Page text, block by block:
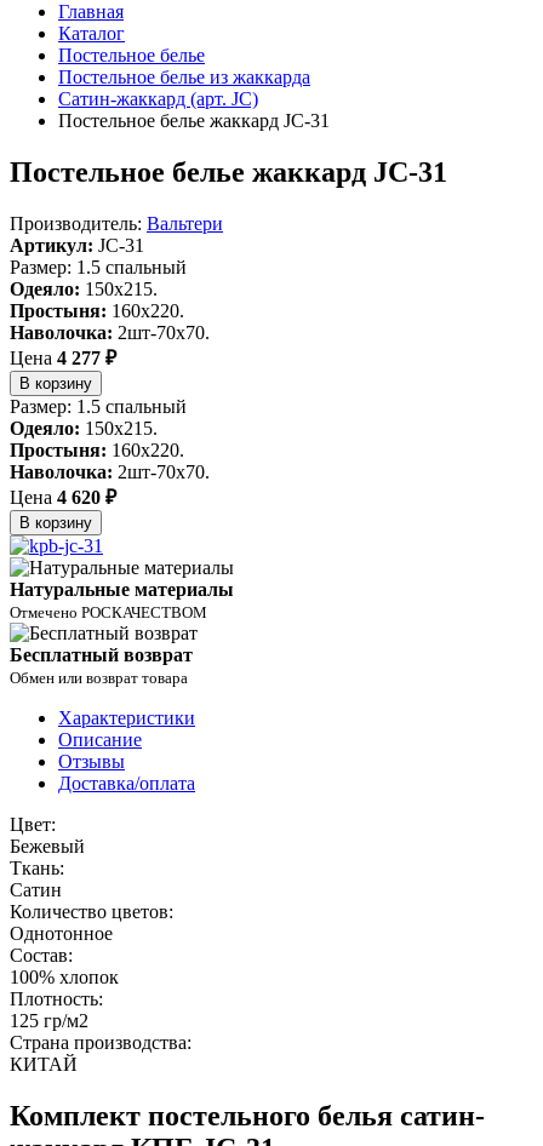
Главная
Каталог
Постельное белье
Постельное белье из жаккарда
Сатин-жаккард (арт. JC)
Постельное белье жаккард JC-31
Постельное белье жаккард JC-31
Производитель: Вальтери
Артикул: JC-31
Размер: 1.5 спальный
Одеяло: 150x215.
Простыня: 160x220.
Наволочка: 2шт-70х70.
Цена 4 277 ₽
В корзину
Размер: 1.5 спальный
Одеяло: 150x215.
Простыня: 160x220.
Наволочка: 2шт-70х70.
Цена 4 620 ₽
В корзину
Натуральные материалы
Отмечено РОСКАЧЕСТВОМ
Бесплатный возврат
Обмен или возврат товара
Характеристики
Описание
Отзывы
Доставка/оплата
Цвет:
Бежевый
Ткань:
Сатин
Количество цветов:
Однотонное
Состав:
100% хлопок
Плотность:
125 гр/м2
Страна производства:
КИТАЙ
Комплект постельного белья сатин-